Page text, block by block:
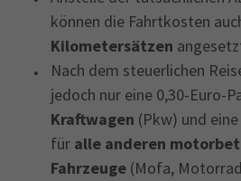
können die Fahrtkosten
Kilometersätzen
Nach dem steuerlichen
jedoch nur eine 0,30-Euro-
Kraftwagen (Pkw) und
für alle anderen
Fahrzeuge (Mofa,